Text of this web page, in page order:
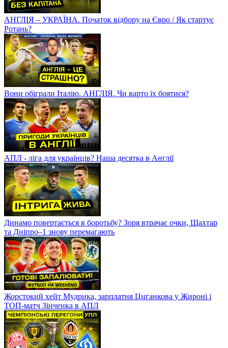
АНГЛІЯ – УКРАЇНА. Початок відбору на Євро / Як стартує
Ротань?
Вони обіграли Італію. АНГЛІЯ. Чи варто їх боятися?
АПЛ - ліга для українців? Наша десятка в Англії
Динамо повертається в боротьбу? Зоря втрачає очки, Шахтар
та Дніпро–1 знову перемагають
Жорстокий хейт Мудрика, зарплатня Циганкова у Жироні і
ТОП-матч Зінченка в АПЛ